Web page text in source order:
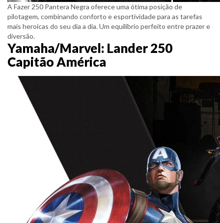
A Fazer 250 Pantera Negra oferece uma ótima posição de
pilotagem, combinando conforto e esportividade para as tarefas
mais heroicas do seu dia a dia. Um equilíbrio perfeito entre prazer e
diversão.
Yamaha/Marvel: Lander 250
Capitão América